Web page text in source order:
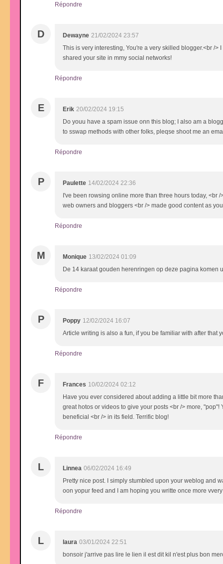
Répondre
D Dewayne 21/02/2024 23:57
This is very interesting, You're a very skilled blogger.<br /
shared your site in mmy social networks!
Répondre
E Erik 20/02/2024 19:15
Do youu have a spam issue onn this blog; I also am a
to sswap methods with other folks, pleqse shoot me an
Répondre
P Paulette 14/02/2024 22:36
I've been rowsing online more than three hours today, <br
web owners and bloggers <br /> made good content as
Répondre
M Monique 13/02/2024 01:09
De 14 karaat gouden herenringen op deze pagina komen
Répondre
P Poppy 12/02/2024 16:07
Article writing is also a fun, if you be familiar with after that
Répondre
F Frances 10/02/2024 02:12
Have you ever considered about adding a little bit more
great hotos or videos to give your posts <br /> more,
beneficial <br /> in its field. Terrific blog!
Répondre
L Linnea 06/02/2024 16:49
Pretty nice post. I simply stumbled upon your weblog and
oon yopur feed and I am hoping you writte once more
Répondre
L laura 03/01/2024 22:51
bonsoir j'arrive pas lire le lien il est dit kil n'est plus bon